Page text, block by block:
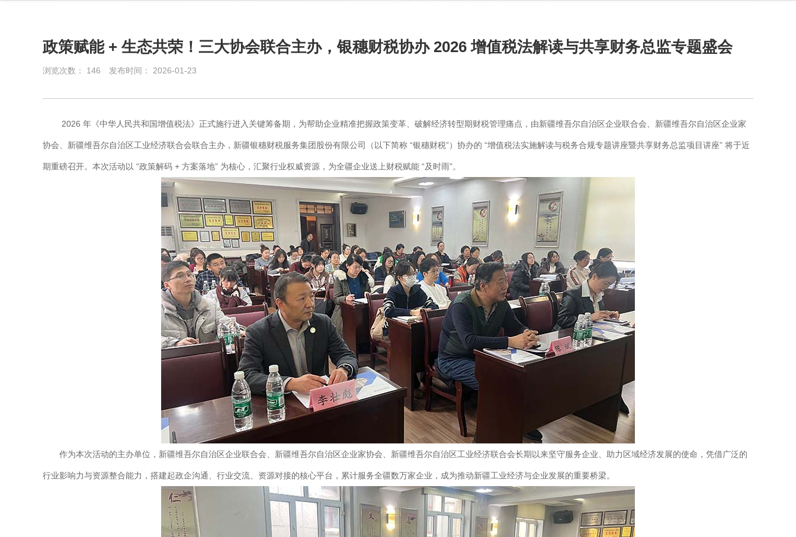
政策赋能 + 生态共荣！三大协会联合主办，银穗财税协办 2026 增值税法解读与共享财务总监专题盛会
浏览次数： 146 发布时间： 2026-01-23
2026 年《中华人民共和国增值税法》正式施行进入关键筹备期，为帮助企业精准把握政策变革、破解经济转型期财税管理痛点，由新疆维吾尔自治区企业联合会、新疆维吾尔自治区企业家
协会、新疆维吾尔自治区工业经济联合会联合主办，新疆银穗财税服务集团股份有限公司（以下简称 “银穗财税”）协办的 “增值税法实施解读与税务合规专题讲座暨共享财务总监项目讲座” 将于近
期重磅召开。本次活动以 “政策解码 + 方案落地” 为核心，汇聚行业权威资源，为全疆企业送上财税赋能 “及时雨”。
作为本次活动的主办单位，新疆维吾尔自治区企业联合会、新疆维吾尔自治区企业家协会、新疆维吾尔自治区工业经济联合会长期以来坚守服务企业、助力区域经济发展的使命，凭借广泛的
行业影响力与资源整合能力，搭建起政企沟通、行业交流、资源对接的核心平台，累计服务全疆数万家企业，成为推动新疆工业经济与企业发展的重要桥梁。